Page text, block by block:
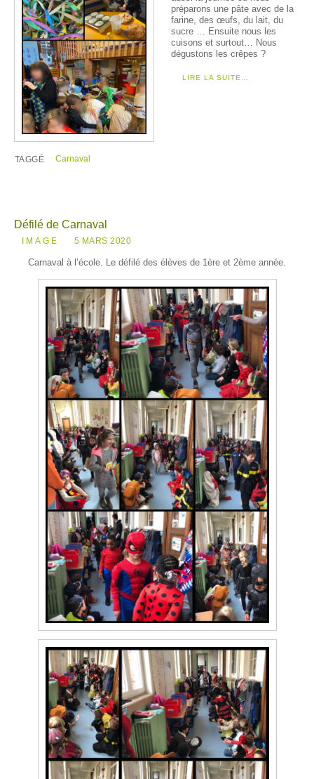
préparons une pâte avec de la
farine, des œufs, du lait, du
sucre … Ensuite nous les
cuisons et surtout… Nous
dégustons les crêpes ?
LIRE LA SUITE…
TAGGÉ Carnaval
Défilé de Carnaval
IMAGE 5 MARS 2020
Carnaval à l’école. Le défilé des élèves de 1ère et 2ème année.